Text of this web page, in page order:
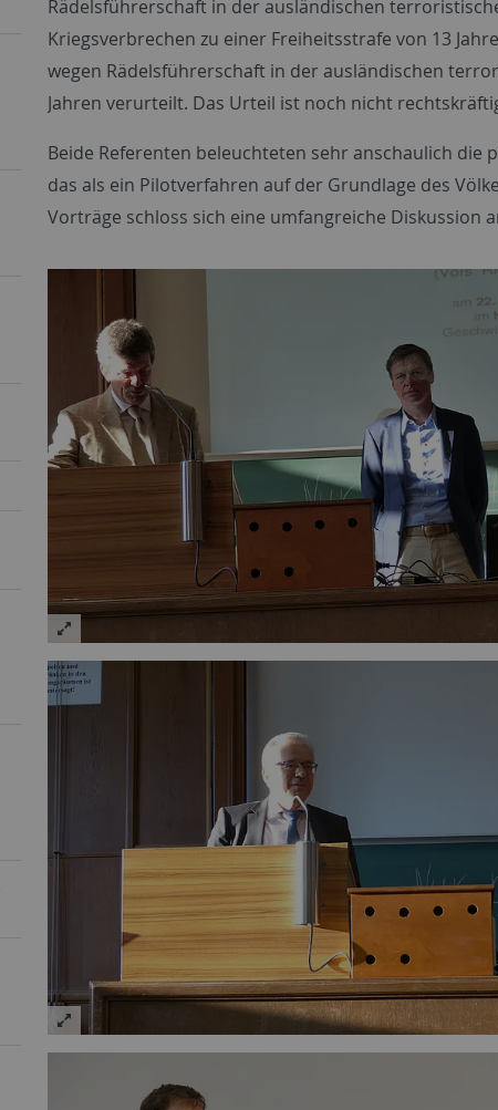
Rädelsführerschaft in der ausländischen
Kriegsverbrechen zu einer Freiheitsstrafe von 13
wegen Rädelsführerschaft in der ausländischen
Jahren verurteilt. Das Urteil ist noch nicht
Beide Referenten beleuchteten sehr anschaulich die
das als ein Pilotverfahren auf der Grundlage des
Vorträge schloss sich eine umfangreiche Diskussion